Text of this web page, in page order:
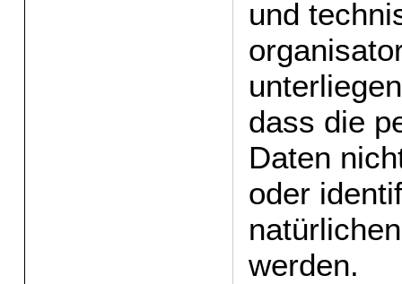
und
dass die
Daten
oder
werden.